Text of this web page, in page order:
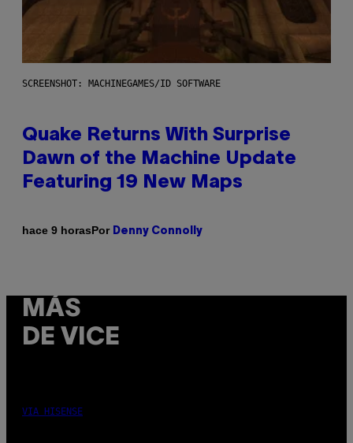
SCREENSHOT: MACHINEGAMES/ID SOFTWARE
Quake Returns With Surprise
Dawn of the Machine Update
Featuring 19 New Maps
hace 9 horasPor Denny Connolly
MÁS
DE VICE
VIA HISENSE